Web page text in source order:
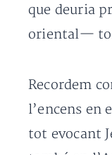
que deuria
oriental—
Recordem
l’encens en
tot evocant